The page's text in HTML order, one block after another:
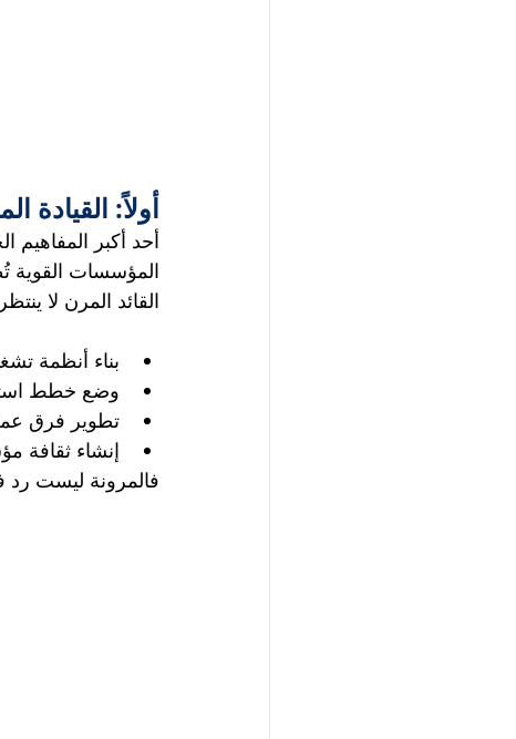
أولاً: القيادة
أحد أكبر المفاهيم
المؤسسات القوية
القائد المرن لا
بناء أنظمة
وضع خطط
تطوير فرق
إنشاء ثقافة
فالمرونة ليست